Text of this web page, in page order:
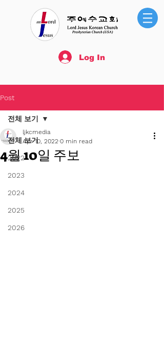
Log In
Post
전체 보기
2022
2023
2024
2025
2026
전체 보기
4월 10일 주보
ljkcmedia
Apr 10, 2022 0 min read